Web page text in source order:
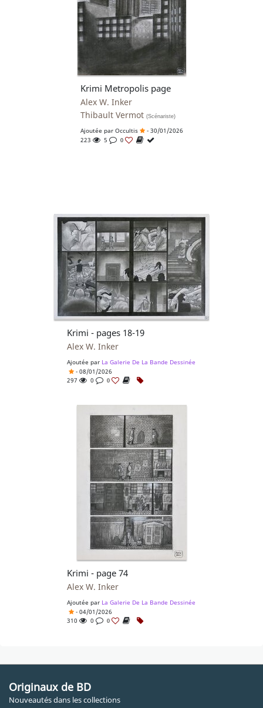
Krimi Metropolis page
Alex W. Inker
Thibault Vermot (Scénariste)
Ajoutée par Occultis
- 30/01/2026
223
5 0
Krimi - pages 18-19
Alex W. Inker
Ajoutée par La Galerie De La Bande Dessinée
- 08/01/2026
297
0 0
Krimi - page 74
Alex W. Inker
Ajoutée par La Galerie De La Bande Dessinée
- 04/01/2026
310
0 0
Originaux de BD
Nouveautés dans les collections